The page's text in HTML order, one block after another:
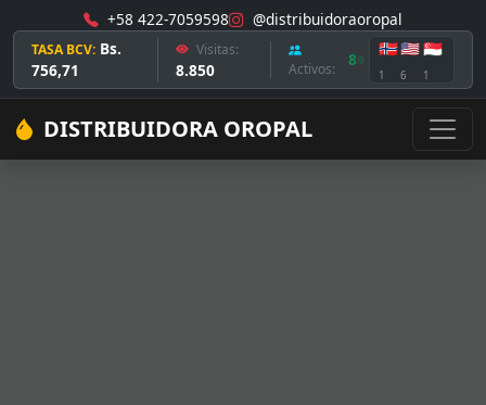
+58 422-7059598 @distribuidoraoropal
TASA BCV: Bs.
756,71
Visitas:
8.850 Activos: 8
🇳🇴
1
🇺🇸
6
🇸🇬
1
DISTRIBUIDORA OROPAL